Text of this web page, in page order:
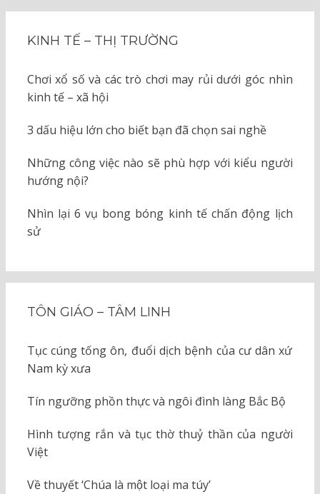
KINH TẾ – THỊ TRƯỜNG
Chơi xổ số và các trò chơi may rủi dưới góc nhìn
kinh tế – xã hội
3 dấu hiệu lớn cho biết bạn đã chọn sai nghề
Những công việc nào sẽ phù hợp với kiểu người
hướng nội?
Nhìn lại 6 vụ bong bóng kinh tế chấn động lịch
sử
TÔN GIÁO – TÂM LINH
Tục cúng tống ôn, đuổi dịch bệnh của cư dân xứ
Nam kỳ xưa
Tín ngưỡng phồn thực và ngôi đình làng Bắc Bộ
Hình tượng rắn và tục thờ thuỷ thần của người
Việt
Về thuyết ‘Chúa là một loại ma túy’